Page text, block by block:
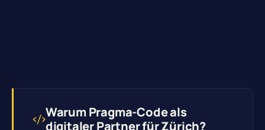
Warum Pragma-Code als
digitaler Partner für Zürich?